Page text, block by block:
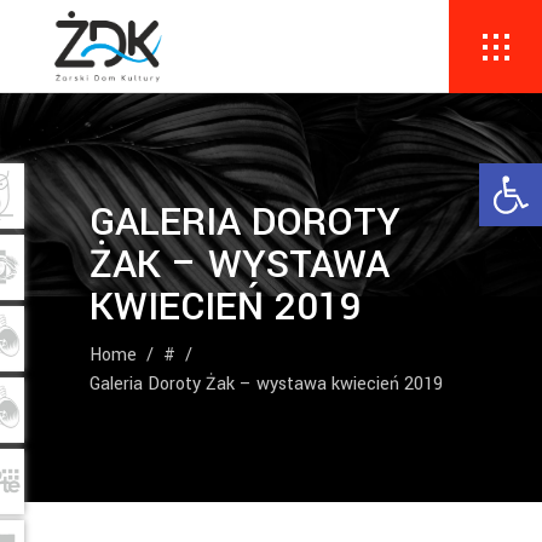
GALERIA DOROTY
ŻAK – WYSTAWA
KWIECIEŃ 2019
Home / # /
Galeria Doroty Żak – wystawa kwiecień 2019